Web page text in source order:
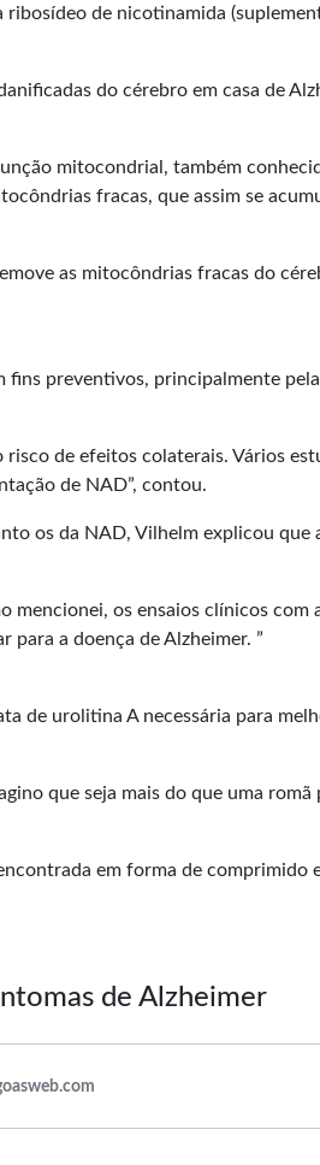
ribosídeo de nicotinamida
do cérebro em casa de
mitocondrial, também
fracas, que assim se
as mitocôndrias fracas do
fins preventivos, principalmente
de efeitos colaterais. Vários
de NAD”, contou.
os da NAD, Vilhelm explicou que
mencionei, os ensaios clínicos com
para a doença de Alzheimer. ”
de urolitina A necessária para
que seja mais do que uma romã
em forma de comprimido
de Alzheimer